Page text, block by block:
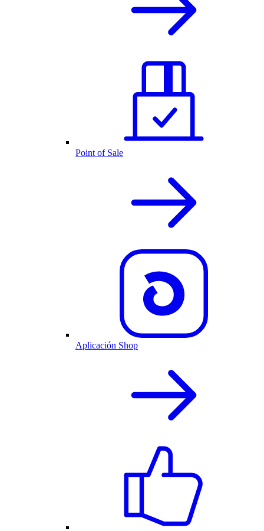
Point of Sale
Aplicación Shop